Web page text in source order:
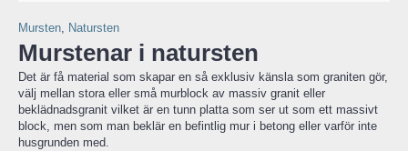
Mursten, Natursten
Murstenar i natursten
Det är få material som skapar en så exklusiv känsla som graniten gör,
välj mellan stora eller små murblock av massiv granit eller
beklädnadsgranit vilket är en tunn platta som ser ut som ett massivt
block, men som man beklär en befintlig mur i betong eller varför inte
husgrunden med.